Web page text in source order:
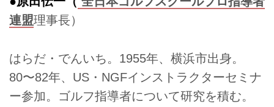
連盟理事長）
はらだ・でんいち。1955年、横浜市出身。
80〜82年、US・NGFインストラクターセミナ
ー参加。ゴルフ指導者について研究を積む。